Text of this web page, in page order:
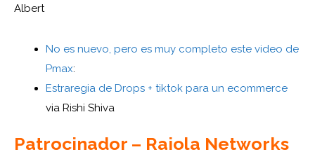
Albert
No es nuevo, pero es muy completo este video de
Pmax:
Estraregia de Drops + tiktok para un ecommerce
via Rishi Shiva
Patrocinador – Raiola Networks